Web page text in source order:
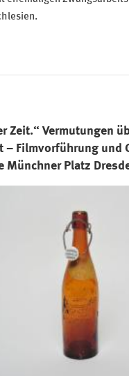
Zeit.“ Vermutungen
– Filmvorführung und
Münchner Platz